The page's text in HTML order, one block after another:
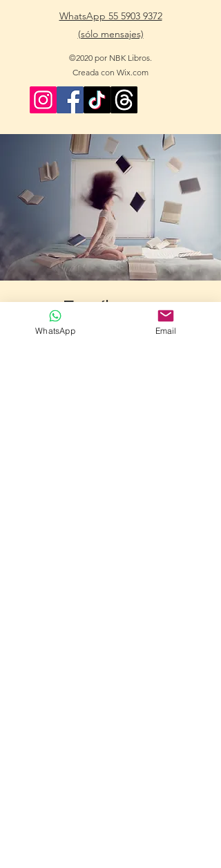
WhatsApp 55 5903 9372
(sólo mensajes)
©2020 por NBK Libros.
Creada con Wix.com
Escríbenos
WhatsApp Email